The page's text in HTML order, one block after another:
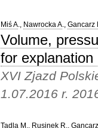
Miś A., Nawrocka A., Gancarz
Volume,
for
XVI Zjazd
1.07.2016 r.
Tadla M ., Rusinek R.,